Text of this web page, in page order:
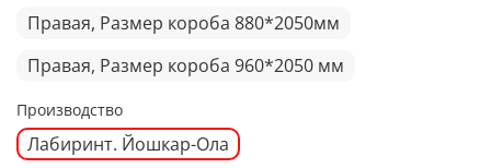
Правая, Размер короба 880*2050мм
Правая, Размер короба 960*2050 мм
Производство
Лабиринт. Йошкар-Ола